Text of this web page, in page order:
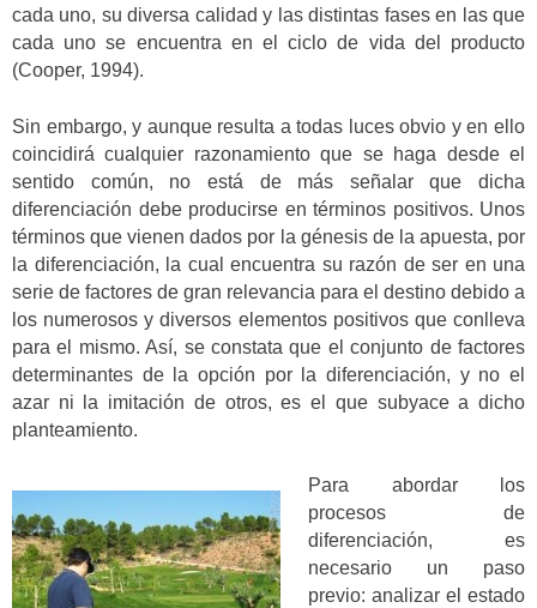
cada uno, su diversa calidad y las distintas fases en las que
cada uno se encuentra en el ciclo de vida del producto
(Cooper, 1994).
Sin embargo, y aunque resulta a todas luces obvio y en ello
coincidirá cualquier razonamiento que se haga desde el
sentido común, no está de más señalar que dicha
diferenciación debe producirse en términos positivos. Unos
términos que vienen dados por la génesis de la apuesta, por
la diferenciación, la cual encuentra su razón de ser en una
serie de factores de gran relevancia para el destino debido a
los numerosos y diversos elementos positivos que conlleva
para el mismo. Así, se constata que el conjunto de factores
determinantes de la opción por la diferenciación, y no el
azar ni la imitación de otros, es el que subyace a dicho
planteamiento.
Para abordar los
procesos de
diferenciación, es
necesario un paso
previo: analizar el estado